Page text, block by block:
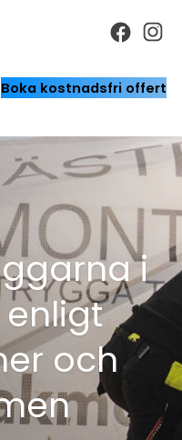
Boka kostnadsfri offert
i
och